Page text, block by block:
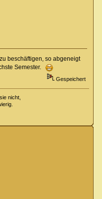
beschäftigen, so abgeneigt
Semester.
Gespeichert
nicht,